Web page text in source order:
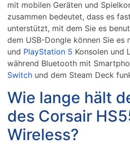
mit mobilen Geräten und
zusammen bedeutet, dass es
unterstützt, mit dem Sie es
dem USB-Dongle können Sie es
und PlayStation 5 Konsolen und
während Bluetooth mit
Switch und dem Steam Deck
Wie lange hält
des Corsair
Wireless?